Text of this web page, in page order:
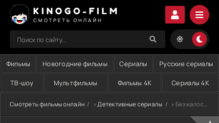
KINOGO-FILM
СМОТРЕТЬ ОНЛАЙН
Фильмы Новогодние фильмы Сериалы Русские сериалы
ТВ-шоу Мультфильмы Фильмы 4K Сериалы 4K
Смотреть фильмы онлайн »Детективные сериалы » Безжалостный город (2013)